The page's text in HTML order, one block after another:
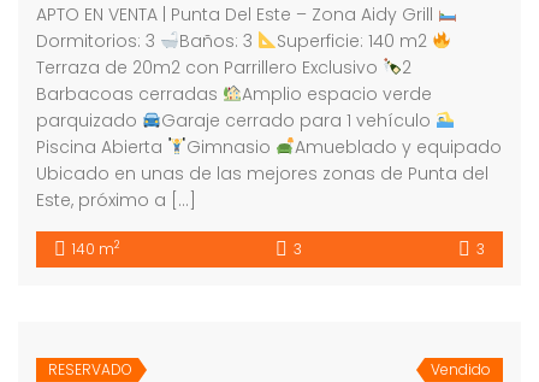
APTO EN VENTA | Punta Del Este – Zona Aidy Grill
Dormitorios: 3
Baños: 3
Superficie: 140 m2
Terraza de 20m2 con Parrillero Exclusivo
2
Barbacoas cerradas
Amplio espacio verde
parquizado
Garaje cerrado para 1 vehículo
Piscina Abierta
Gimnasio
Amueblado y equipado
Ubicado en unas de las mejores zonas de Punta del
Este, próximo a […]
140 m2 3 3
RESERVADO Vendido